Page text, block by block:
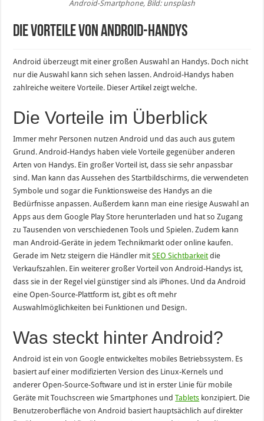
Android-Smartphone, Bild: unsplash
Die Vorteile von Android-Handys
Android überzeugt mit einer großen Auswahl an Handys. Doch nicht
nur die Auswahl kann sich sehen lassen. Android-Handys haben
zahlreiche weitere Vorteile. Dieser Artikel zeigt welche.
Die Vorteile im Überblick
Immer mehr Personen nutzen Android und das auch aus gutem
Grund. Android-Handys haben viele Vorteile gegenüber anderen
Arten von Handys. Ein großer Vorteil ist, dass sie sehr anpassbar
sind. Man kann das Aussehen des Startbildschirms, die verwendeten
Symbole und sogar die Funktionsweise des Handys an die
Bedürfnisse anpassen. Außerdem kann man eine riesige Auswahl an
Apps aus dem Google Play Store herunterladen und hat so Zugang
zu Tausenden von verschiedenen Tools und Spielen. Zudem kann
man Android-Geräte in jedem Technikmarkt oder online kaufen.
Gerade im Netz steigern die Händler mitSEO Sichtbarkeitdie
Verkaufszahlen. Ein weiterer großer Vorteil von Android-Handys ist,
dass sie in der Regel viel günstiger sind als iPhones. Und da Android
eine Open-Source-Plattform ist, gibt es oft mehr
Auswahlmöglichkeiten bei Funktionen und Design.
Was steckt hinter Android?
Android ist ein von Google entwickeltes mobiles Betriebssystem. Es
basiert auf einer modifizierten Version des Linux-Kernels und
anderer Open-Source-Software und ist in erster Linie für mobile
Geräte mit Touchscreen wie Smartphones undTablets konzipiert. Die
Benutzeroberfläche von Android basiert hauptsächlich auf direkter